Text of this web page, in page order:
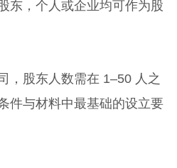
东，个人或企业均可作为股
，股东人数需在 1–50 人之
件与材料中最基础的设立要